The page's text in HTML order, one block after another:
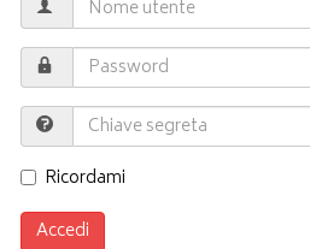
Ricordami
Accedi